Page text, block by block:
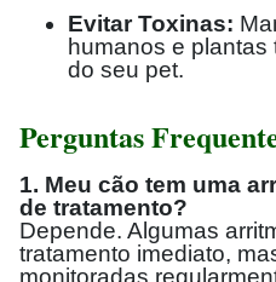
Evitar Toxinas:
humanos e
do seu pet.
Perguntas
1. Meu cão tem uma
de tratamento?
Depende. Algumas
tratamento imediato,
monitoradas